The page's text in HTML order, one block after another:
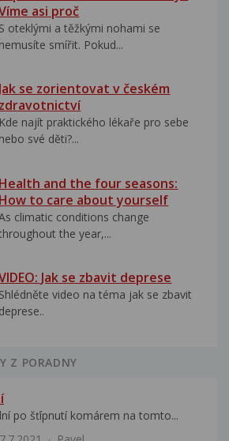
asi proč
S oteklými a těžkými nohami se
nemusíte smířit. Pokud...
Jak se zorientovat v českém
zdravotnictví
Kde najít praktického lékaře pro sebe
nebo své děti?...
Health and the four seasons:
How to care about yourself
climatic conditions change
the year,...
Jak se zbavit deprese
Shlédněte video na téma jak se zbavit
deprese..
Z PORADNY
po šťípnutí komárem na tomto...